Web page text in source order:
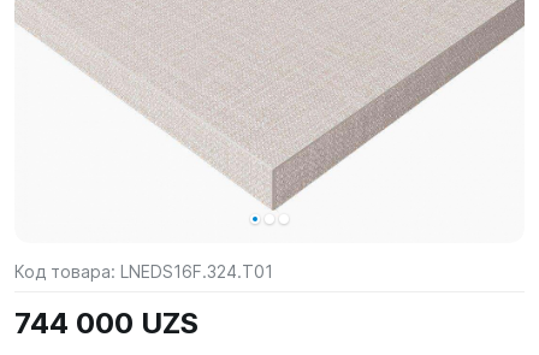
Код товара: LNEDS16F.324.T01
744 000 UZS